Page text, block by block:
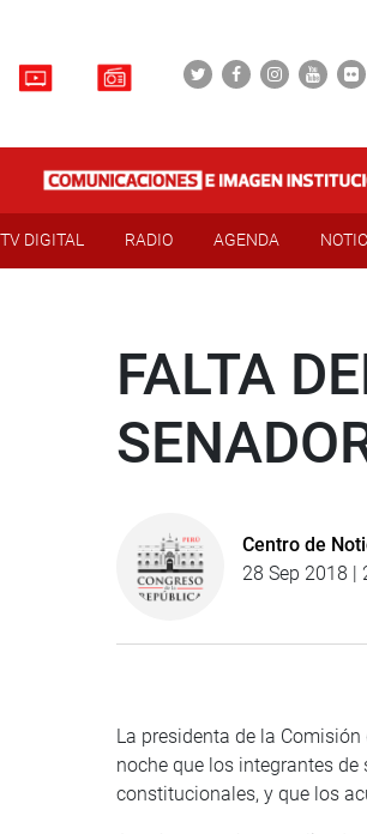
TV DIGITAL RADIO AGENDA
FALTA
Centro de
28 Sep 2018 |
La presidenta de la
noche que los integrantes
constitucionales, y que los